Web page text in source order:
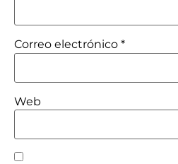
Correo electrónico *
Web